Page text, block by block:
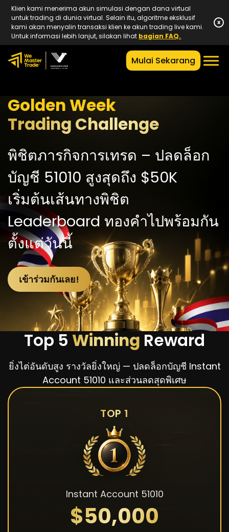
Klien kami menerima akun simulasi dengan dana virtual
untuk trading di dunia virtual. Selain itu, algoritme eksklusif
kami akan menyalin transaksi klien ke akun trading live kami.
Untuk informasi lebih lanjut, silakan lihat bagian FAQ.
x
Mulai Sekarang
Golden Week
Trading Challenge
พิชิตภารกิจการเทรด – ปลดล็อก
บัญชี 51010 สูงสุดถึง $50K
เริ่มต้นเส้นทางพิชิต
Leaderboard ทองคำไปพร้อมกัน
ตั้งแต่วันนี้
เข้าร่วมกันเลย!
Top 5 Winning Reward
ยิ่งไต่อันดับสูง รางวัลยิ่งใหญ่ — ปลดล็อกบัญชี Instant
Account 51010 และส่วนลดสุดพิเศษ
TOP 1
Instant Account 51010
$50,000